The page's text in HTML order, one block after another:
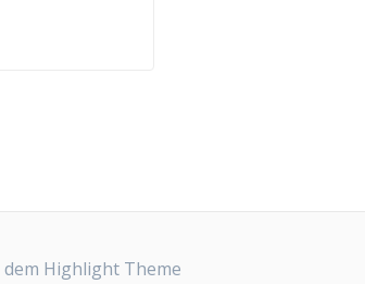
Highlight Theme